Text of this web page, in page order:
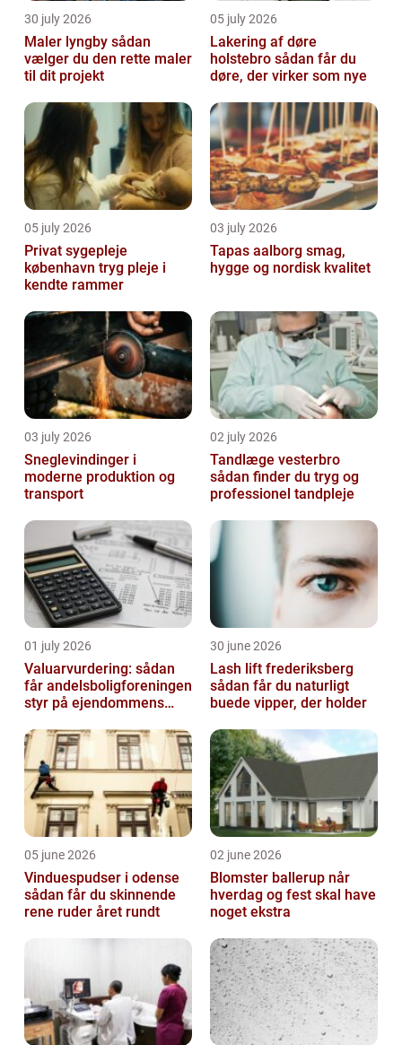
30 july 2026
Maler lyngby sådan
vælger du den rette maler
til dit projekt
05 july 2026
Lakering af døre
holstebro sådan får du
døre, der virker som nye
05 july 2026
Privat sygepleje
københavn tryg pleje i
kendte rammer
03 july 2026
Tapas aalborg smag,
hygge og nordisk kvalitet
03 july 2026
Sneglevindinger i
moderne produktion og
transport
02 july 2026
Tandlæge vesterbro
sådan finder du tryg og
professionel tandpleje
01 july 2026
Valuarvurdering: sådan
får andelsboligforeningen
styr på ejendommens
30 june 2026
Lash lift frederiksberg
sådan får du naturligt
buede vipper, der holder
05 june 2026
Vinduespudser i odense
sådan får du skinnende
rene ruder året rundt
02 june 2026
Blomster ballerup når
hverdag og fest skal have
noget ekstra